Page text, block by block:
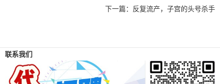
下一篇： 反复流产，子宫的头号杀手
联系我们